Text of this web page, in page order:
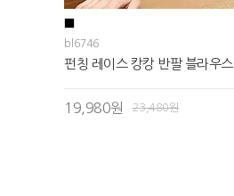
bl6746
펀칭 레이스 캉캉 반팔 블라우스
19,980원 23,480원